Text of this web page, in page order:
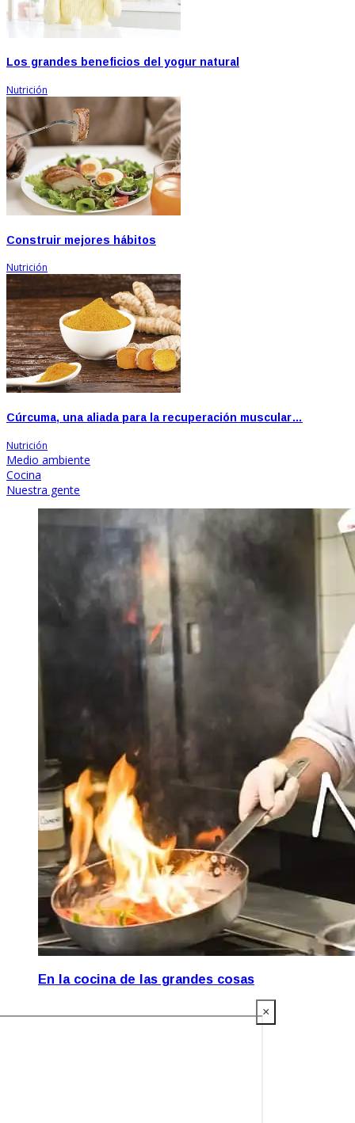
Los grandes beneficios del yogur natural
Nutrición
Construir mejores hábitos
Nutrición
Cúrcuma, una aliada para la recuperación muscular…
Nutrición
Medio ambiente
Cocina
Nuestra gente
En la cocina de las grandes cosas
×